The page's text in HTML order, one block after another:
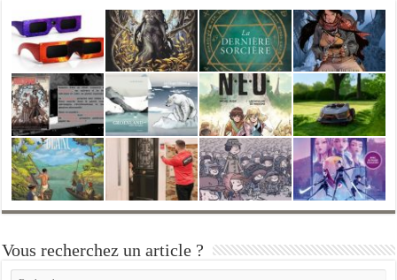
Vous recherchez un article ?